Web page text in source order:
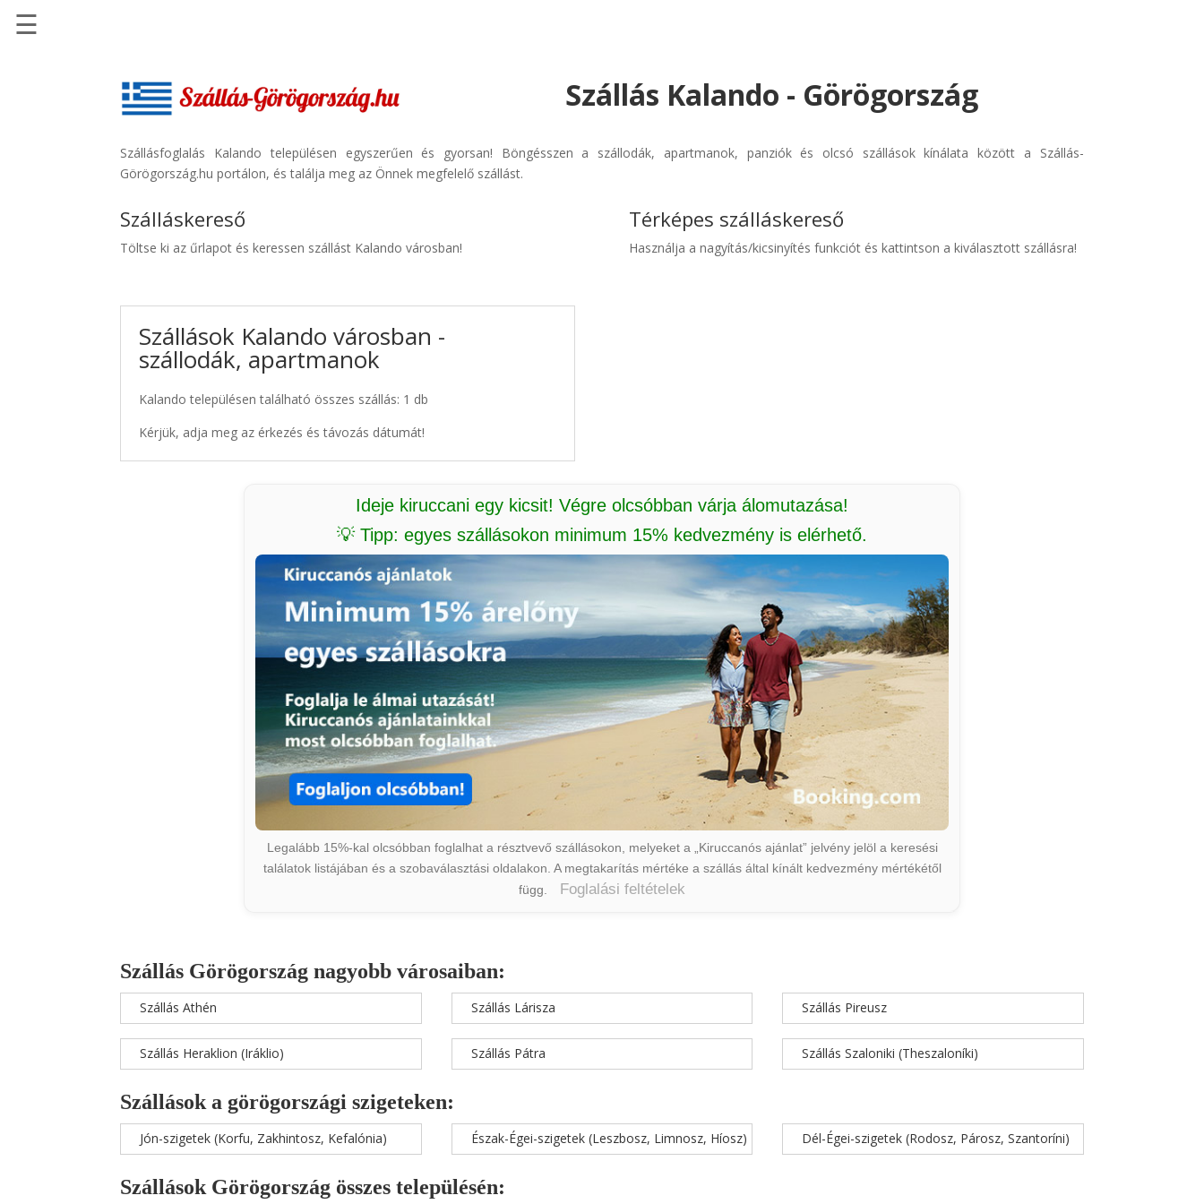
Szállásinfo.eu
Repülőjegy
Autóbérlés
☰
Szállás Kalando - Görögország
Szállásfoglalás Kalando településen egyszerűen és gyorsan! Böngésszen a szállodák, apartmanok, panziók és olcsó szállások kínálata között a Szállás-
Görögország.hu portálon, és találja meg az Önnek megfelelő szállást.
Szálláskereső
Töltse ki az űrlapot és keressen szállást Kalando városban!
Szállások Kalando városban -
szállodák, apartmanok
Kalando településen található összes szállás: 1 db
Kérjük, adja meg az érkezés és távozás dátumát!
Térképes szálláskereső
Használja a nagyítás/kicsinyítés funkciót és kattintson a kiválasztott szállásra!
Ideje kiruccani egy kicsit! Végre olcsóbban várja álomutazása!
💡 Tipp: egyes szállásokon minimum 15% kedvezmény is elérhető.
Legalább 15%-kal olcsóbban foglalhat a résztvevő szállásokon, melyeket a „Kiruccanós ajánlat” jelvény jelöl a keresési
találatok listájában és a szobaválasztási oldalakon. A megtakarítás mértéke a szállás által kínált kedvezmény mértékétől
függ.
Foglalási feltételek
Szállás Görögország nagyobb városaiban:
Szállás Athén
Szállás Heraklion (Iráklio)
Szállás Lárisza
Szállás Pátra
Szállás Pireusz
Szállás Szaloniki (Theszaloníki)
Szállások a görögországi szigeteken:
Jón-szigetek (Korfu, Zakhintosz, Kefalónia) Észak-Égei-szigetek (Leszbosz, Limnosz, Híosz) Dél-Égei-szigetek (Rodosz, Párosz, Szantoríni)
Szállások Görögország összes településén: